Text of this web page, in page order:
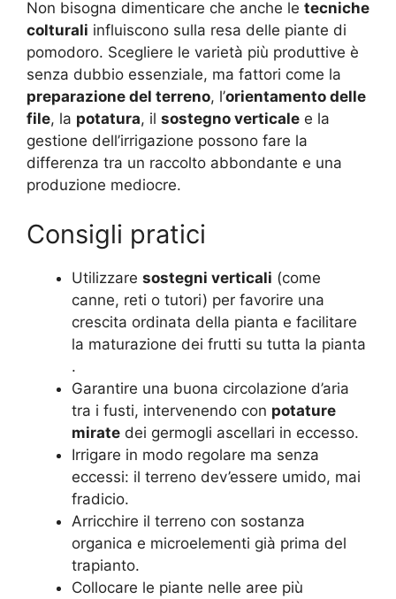
Non bisogna dimenticare che anche le tecniche
colturali influiscono sulla resa delle piante di
pomodoro. Scegliere le varietà più produttive è
senza dubbio essenziale, ma fattori come la
preparazione del terreno, l’orientamento delle
file, la potatura, il sostegno verticale e la
gestione dell’irrigazione possono fare la
differenza tra un raccolto abbondante e una
produzione mediocre.
Consigli pratici
Utilizzare sostegni verticali (come
canne, reti o tutori) per favorire una
crescita ordinata della pianta e facilitare
la maturazione dei frutti su tutta la pianta
.
Garantire una buona circolazione d’aria
tra i fusti, intervenendo con potature
mirate dei germogli ascellari in eccesso.
Irrigare in modo regolare ma senza
eccessi: il terreno dev’essere umido, mai
fradicio.
Arricchire il terreno con sostanza
organica e microelementi già prima del
trapianto.
Collocare le piante nelle aree più